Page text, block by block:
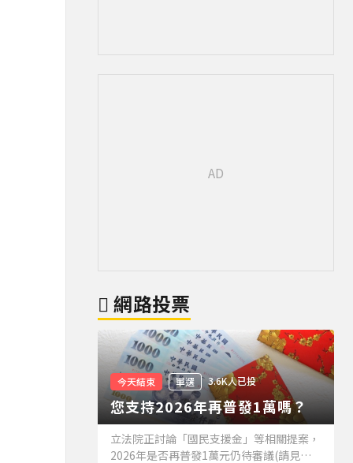
網路投票
今天結束 單選 3.6K人已投
您支持2026年再普發1萬嗎？
立法院正討論「國民支援金」等相關提案，
2026年是否再普發1萬元仍待審議(請見下